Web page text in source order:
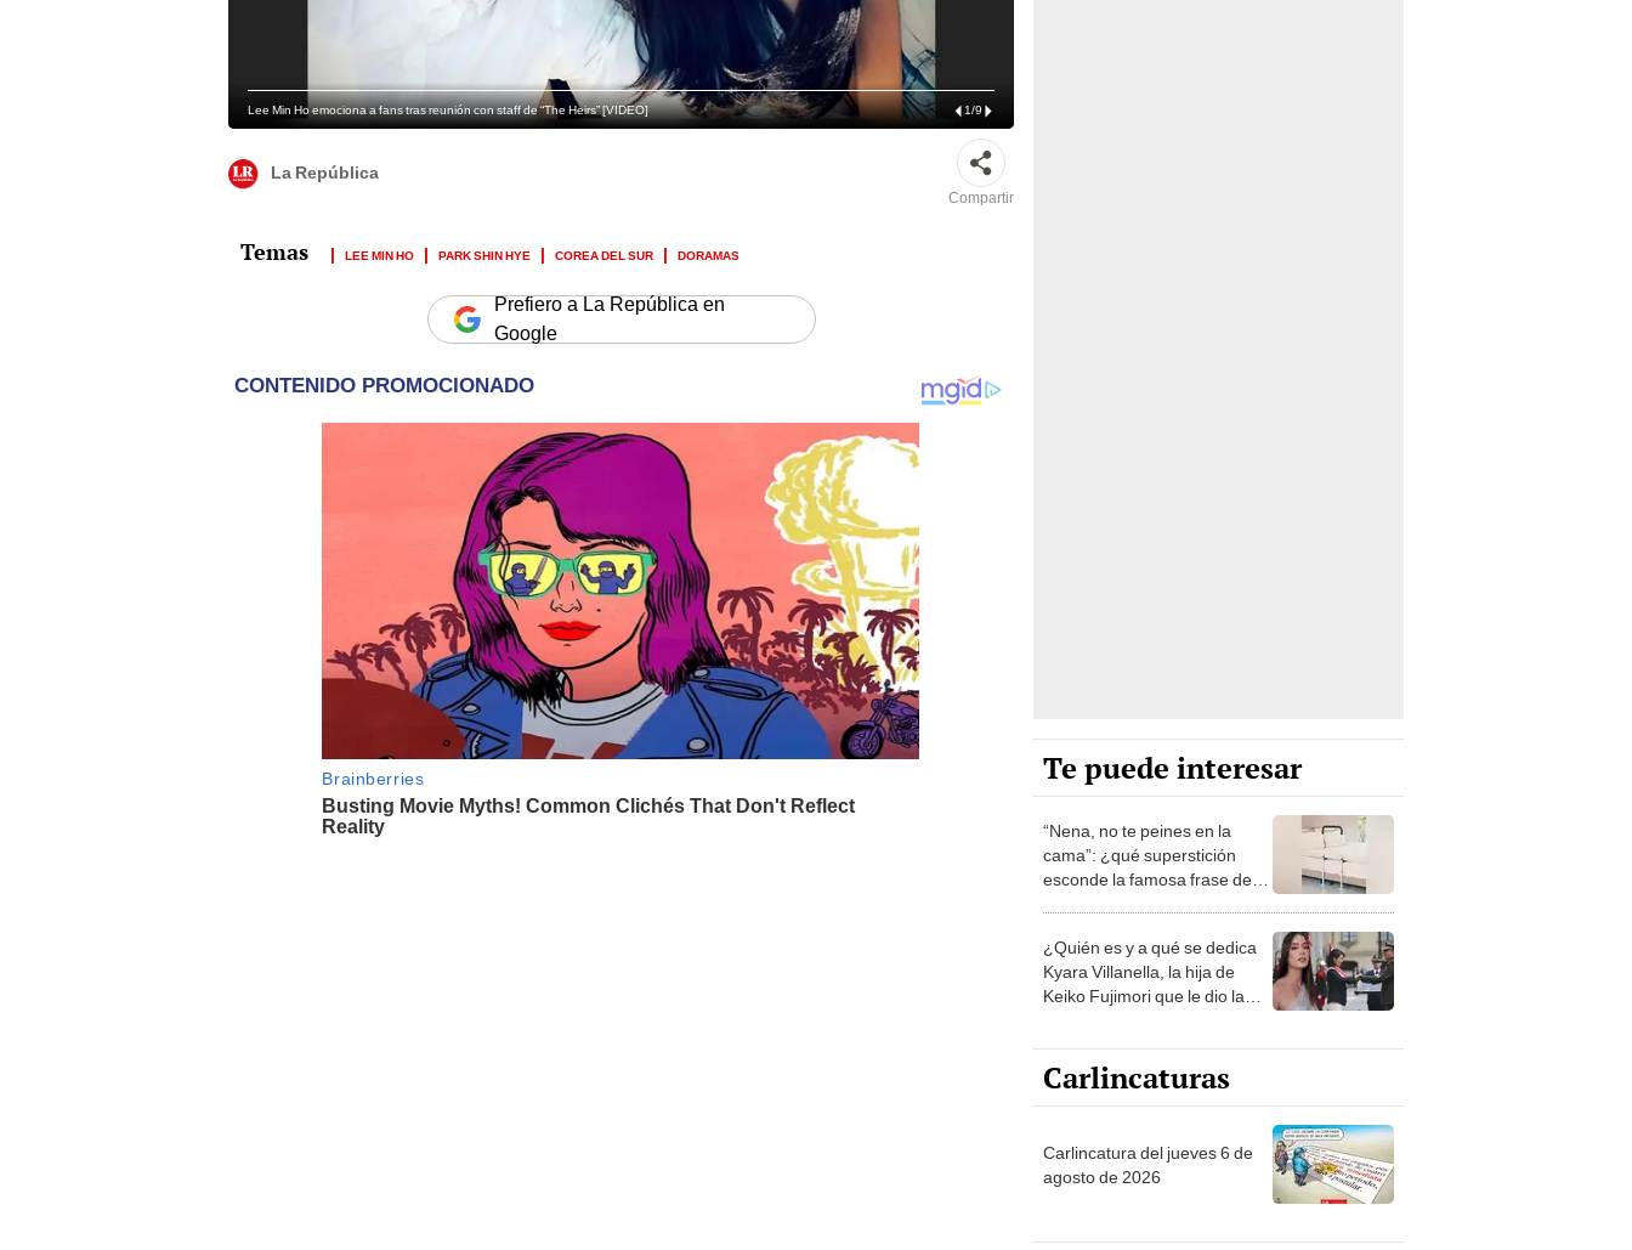
Lee Min Ho emociona a fans tras reunión con staff de “The Heirs” [VIDEO] 1/9
La República
Compartir
LEE MIN HO PARK SHIN HYE COREA DEL SUR DORAMAS
Prefiero a La República en
Google
Te puede interesar
“Nena, no te peines en la
cama”: ¿qué superstición
esconde la famosa frase de
¿Quién es y a qué se dedica
Kyara Villanella, la hija de
Keiko Fujimori que le dio la
Carlincaturas
Carlincatura del jueves 6 de
agosto de 2026